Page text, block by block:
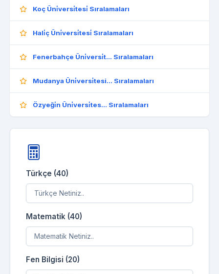
Koç Üni̇versi̇tesi̇ Sıralamaları
Hali̇ç Üni̇versi̇tesi̇ Sıralamaları
Fenerbahçe Üni̇versi̇t... Sıralamaları
Mudanya Üni̇versi̇tesi... Sıralamaları
Özyeği̇n Üni̇versi̇tes... Sıralamaları
Türkçe (40)
Matematik (40)
Fen Bilgisi (20)